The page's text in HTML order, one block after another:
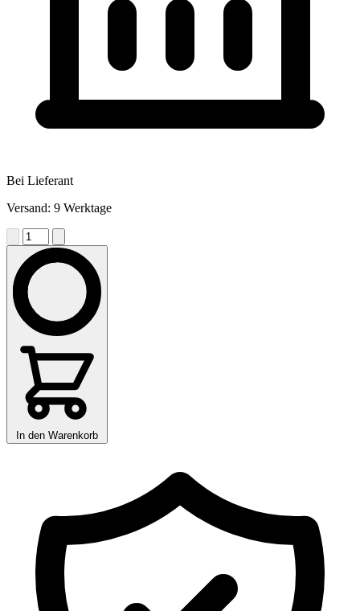
Bei Lieferant
Versand: 9 Werktage
In den Warenkorb